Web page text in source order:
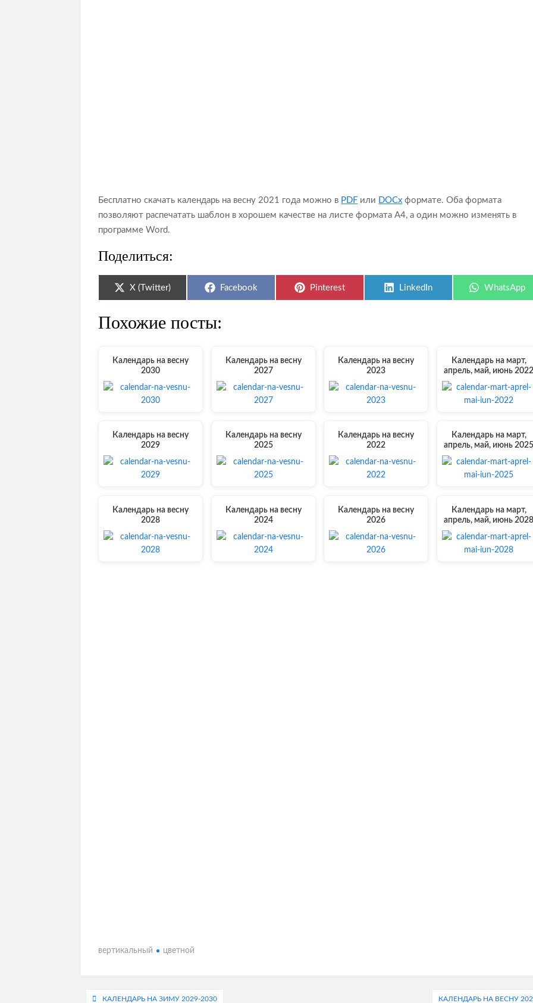
Бесплатно скачать календарь на весну 2021 года можно в PDF или DOCx формате. Оба формата
позволяют распечатать шаблон в хорошем качестве на листе формата А4, а один можно изменять в
программе Word.
Поделиться:
Share
X (Twitter)
Share
Facebook
Share
Pinterest
Share
LinkedIn
Share
WhatsApp
Похожие посты:
Календарь на весну
2030
Календарь на весну
2029
Календарь на весну
2028
Календарь на весну
2027
Календарь на весну
2025
Календарь на весну
2024
Календарь на весну
2023
Календарь на весну
2022
Календарь на весну
2026
Календарь на март,
апрель, май, июнь
Календарь на март,
апрель, май, июнь
Календарь на март,
апрель, май, июнь
вертикальный цветной
Навигация
КАЛЕНДАРЬ НА ЗИМУ 2029-2030 КАЛЕНДАРЬ НА ВЕСНУ